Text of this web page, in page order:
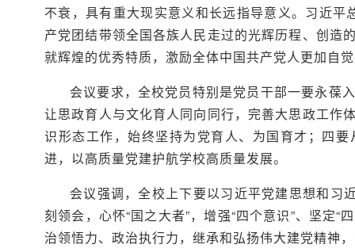
不衰，具有重大现实意义和长远指导意义。习近
产党团结带领全国各族人民走过的光辉历程、创造
就辉煌的优秀特质，激励全体中国共产党人更加自
会议要求，全校党员特别是党员干部一要永葆
让思政育人与文化育人同向同行，完善大思政工作
识形态工作，始终坚持为党育人、为国育才；四
进，以高质量党建护航学校高质量发展。
会议强调，全校上下要以习近平党建思想和习
刻领会，心怀“国之大者”，增强“四个意识”、坚定“
治领悟力、政治执行力，继承和弘扬伟大建党精神